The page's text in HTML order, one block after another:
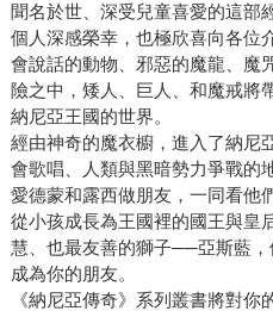
聞名於世、深受兒童喜愛的這
個人深感榮幸，也極欣喜向各位
會說話的動物、邪惡的魔龍、魔
險之中，矮人、巨人、和魔戒將
納尼亞王國的世界。
經由神奇的魔衣櫥，進入了納尼
會歌唱、人類與黑暗勢力爭戰的
愛德蒙和露西做朋友，一同看他
從小孩成長為王國裡的國王與皇
慧、也最友善的獅子──亞斯藍
成為你的朋友。
《納尼亞傳奇》系列叢書將對